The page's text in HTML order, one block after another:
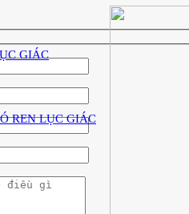
GIÁC
REN LỤC GIÁC